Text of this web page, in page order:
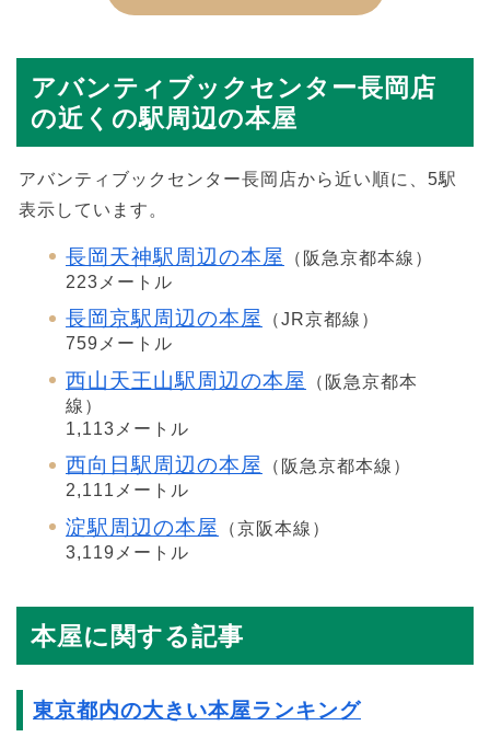
アバンティブックセンター長岡店
の近くの駅周辺の本屋
アバンティブックセンター長岡店から近い順に、5駅
表示しています。
長岡天神駅周辺の本屋
（阪急京都本線）
223メートル
長岡京駅周辺の本屋
（JR京都線）
759メートル
西山天王山駅周辺の本屋
（阪急京都本
線）
1,113メートル
西向日駅周辺の本屋
（阪急京都本線）
2,111メートル
淀駅周辺の本屋
（京阪本線）
3,119メートル
本屋に関する記事
東京都内の大きい本屋ランキング